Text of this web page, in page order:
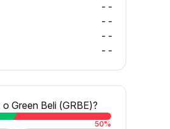
--
--
--
--
Green Beli (GRBE)?
50%